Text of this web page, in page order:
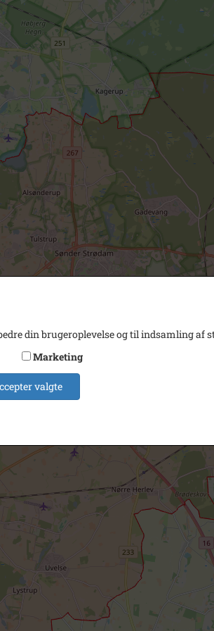
din brugeroplevelse og til indsamling af
Marketing
valgte